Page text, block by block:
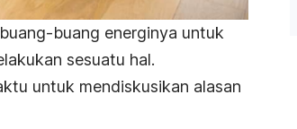
buang energinya untuk
sesuatu hal.
untuk mendiskusikan alasan